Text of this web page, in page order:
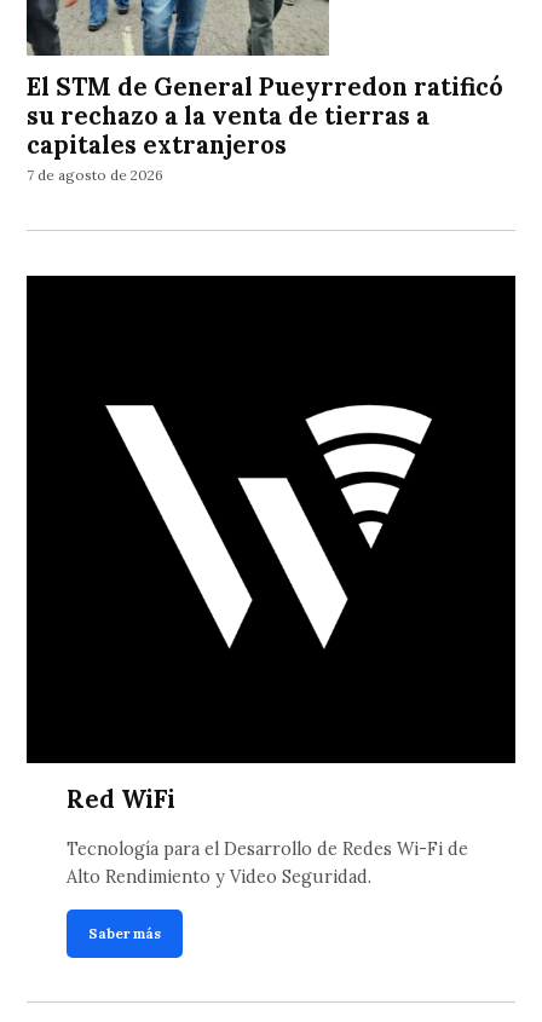
El STM de General Pueyrredon ratificó
su rechazo a la venta de tierras a
capitales extranjeros
7 de agosto de 2026
Red WiFi
Tecnología para el Desarrollo de Redes Wi-Fi de
Alto Rendimiento y Video Seguridad.
Saber más